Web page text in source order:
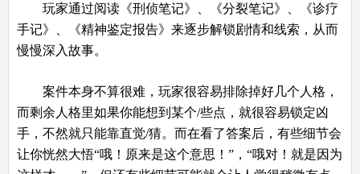
玩家通过阅读《刑侦笔记》、《分裂笔记》、《诊疗
手记》、《精神鉴定报告》来逐步解锁剧情和线索，从而
慢慢深入故事。
案件本身不算很难，玩家很容易排除掉好几个人格，
而剩余人格里如果你能想到某个/些点，就很容易锁定凶
手，不然就只能靠直觉/猜。而在看了答案后，有些细节会
让你恍然大悟“哦！原来是这个意思！”，“哦对！就是因为